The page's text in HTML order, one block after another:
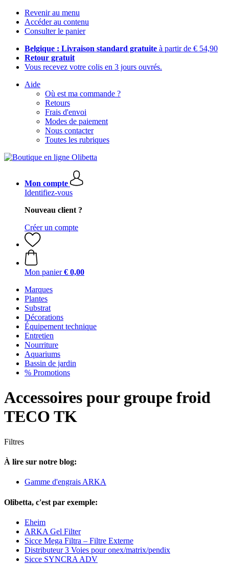
Revenir au menu
Accéder au contenu
Consulter le panier
Belgique : Livraison standard gratuite à partir de € 54,90
Retour gratuit
Vous recevez votre colis en 3 jours ouvrés.
Aide
Où est ma commande ?
Retours
Frais d'envoi
Modes de paiement
Nous contacter
Toutes les rubriques
Mon compte
Identifiez-vous
Nouveau client ?
Créer un compte
Mon panier € 0,00
Marques
Plantes
Substrat
Décorations
Équipement technique
Entretien
Nourriture
Aquariums
Bassin de jardin
% Promotions
Accessoires pour groupe froid
TECO TK
Filtres
À lire sur notre blog:
Gamme d'engrais ARKA
Olibetta, c'est par exemple:
Eheim
ARKA Gel Filter
Sicce Mega Filtra – Filtre Externe
Distributeur 3 Voies pour onex/matrix/pendix
Sicce SYNCRA ADV